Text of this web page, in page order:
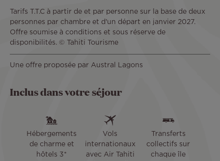
Tarifs T.T.C à partir de et par personne sur la base de deux
personnes par chambre et d'un départ en janvier 2027.
Offre soumise à conditions et sous réserve de
disponibilités. © Tahiti Tourisme
Une offre proposée par Austral Lagons
Inclus dans votre séjour
Hébergements
de charme et
hôtels 3*
Vols
internationaux
avec Air Tahiti
Transferts
collectifs sur
chaque île